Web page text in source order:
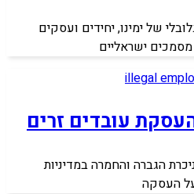
של ימינו, יחידים ועסקים
ישראליים
עובדים זרים
הגברה והחמרה במדיניות
העסקה